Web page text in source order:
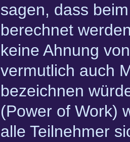
sagen, dass
berechnet
keine Ahnung
vermutlich auch
bezeichnen
(Power of Work)
alle Teilnehmer